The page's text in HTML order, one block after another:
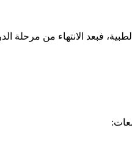
والإقامة الطبية، فبعد الانتهاء